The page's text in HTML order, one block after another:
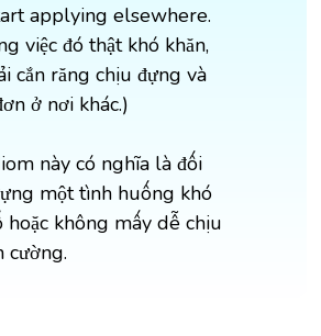
applying elsewhere.
việc đó thật khó khăn,
cắn răng chịu đựng và
ở nơi khác.)
này có nghĩa là đối
một tình huống khó
hoặc không mấy dễ chịu
cường.